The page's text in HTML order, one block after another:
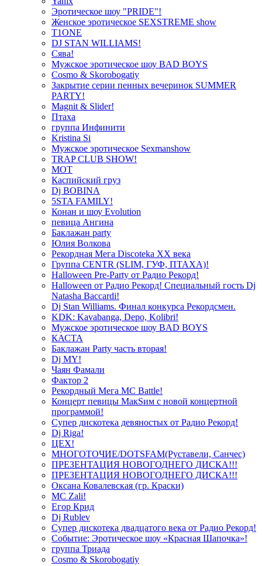
Эротическое шоу "PRIDE"!
Женское эротическое SEXSTREME show
T1ONE
DJ STAN WILLIAMS!
Сява!
Мужское эротическое шоу BAD BOYS
Cosmo & Skorobogatiy
Закрытие серии пенных вечеринок SUMMER
PARTY!
Magnit & Slider!
Птаха
группа Инфинити
Kristina Si
Мужское эротическое Sexmanshow
TRAP CLUB SHOW!
МОТ
Каспийский груз
Dj BOBINA
5STA FAMILY!
Конан и шоу Evolution
певица Ангина
Баклажан party
Юлия Волкова
Рекордная Мега Discoteka XX века
Группа CENTR (SLIM, ГУФ, ПТАХА)!
Halloween Pre-Party от Радио Рекорд!
Halloween от Радио Рекорд! Специальный гость Dj
Natasha Baccardi!
Dj Stan Williams. Финал конкурса Рекордсмен.
KDK: Kavabanga, Depo, Kolibri!
Мужское эротическое шоу BAD BOYS
КАСТА
Баклажан Party часть вторая!
Dj MY!
Чаян Фамали
Фактор 2
Рекордный Мега МС Battle!
Концерт певицы МакSим с новой концертной
программой!
Супер дискотека девяностых от Радио Рекорд!
Dj Riga!
ЦЕХ!
МНОГОТОЧИЕ/DOTSFAM(Руставели, Санчес)
ПРЕЗЕНТАЦИЯ НОВОГОДНЕГО ДИСКА!!!
ПРЕЗЕНТАЦИЯ НОВОГОДНЕГО ДИСКА!!!
Оксана Ковалевская (гр. Краски)
MC Zali!
Егор Крид
Dj Rublev
Супер дискотека двадцатого века от Радио Рекорд!
Событие: Эротическое шоу «Красная Шапочка»!
группа Триада
Cosmo & Skorobogatiy